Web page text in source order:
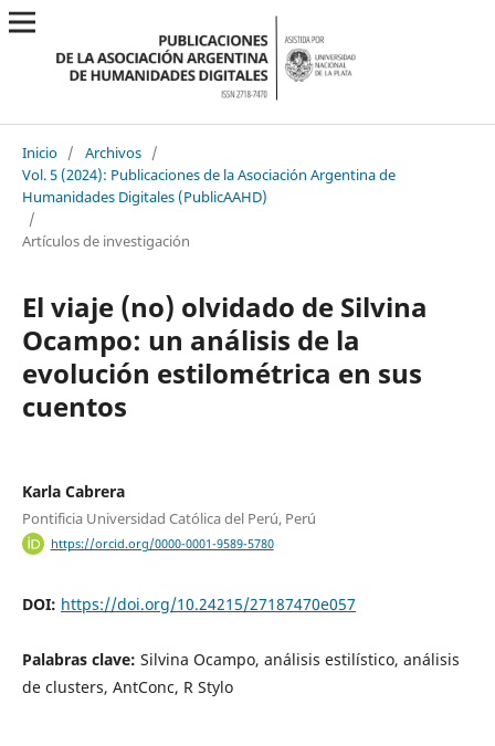
Inicio / Archivos /
Vol. 5 (2024): Publicaciones de la Asociación Argentina de
Humanidades Digitales (PublicAAHD)
/
Artículos de investigación
El viaje (no) olvidado de Silvina
Ocampo: un análisis de la
evolución estilométrica en sus
cuentos
Karla Cabrera
Pontificia Universidad Católica del Perú, Perú
https://orcid.org/0000-0001-9589-5780
DOI: https://doi.org/10.24215/27187470e057
Palabras clave: Silvina Ocampo, análisis estilístico, análisis
de clusters, AntConc, R Stylo